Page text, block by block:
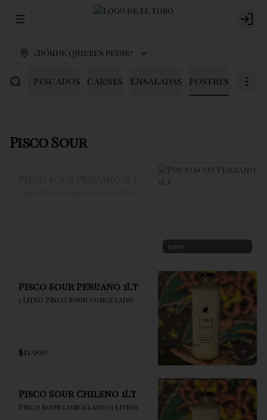
Abrir menu de navegación
¿Dónde quieres pedir?
y pescados Carnes Ensaladas Postres
Pisco Sour
11900
Pisco Sour Peruano 1Lt
1 Litro Pisco Sour congelado
$11.900
Pisco Sour Chileno 1Lt
Pisco Sour congelado (1 litro)